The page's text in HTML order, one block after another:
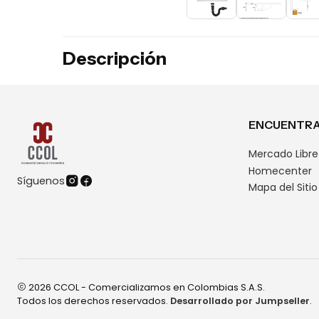
Descripción
Síguenos
Mercado Libre
Homecenter
Mapa del Sitio
2026 CCOL - Comercializamos en Colombias S.A.S.
Todos los derechos reservados. Desarrollado por Jumpseller.